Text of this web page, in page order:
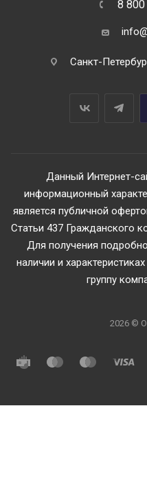
8 800
Санкт-
Данный Интернет-
информационный
является публичной
Статьи 437 Гражданского
Для получения
наличии и
группу
2026 ©